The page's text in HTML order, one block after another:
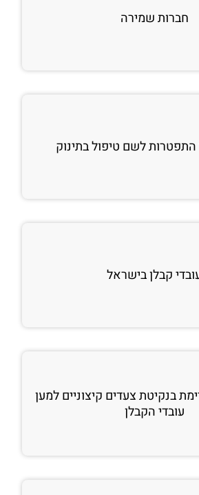
חברות שמירה
לשם טיפול בתינוק
קבלן בישראל
בנקיטת צעדים קיצוניים למען
עובדי הקבלן